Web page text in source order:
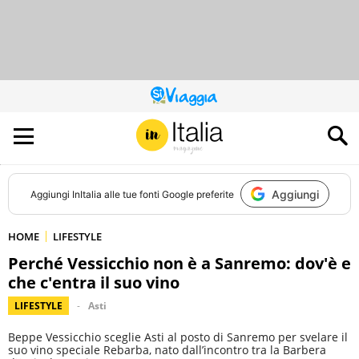
QUESTO
SITO
CONTRIBUISCE
ALL’AUDIENCE
DI
Aggiungi InItalia alle tue fonti Google preferite Aggiungi
HOME LIFESTYLE
Perché Vessicchio non è a Sanremo: dov'è e
che c'entra il suo vino
LIFESTYLE Asti
Beppe Vessicchio sceglie Asti al posto di Sanremo per svelare il
suo vino speciale Rebarba, nato dall’incontro tra la Barbera